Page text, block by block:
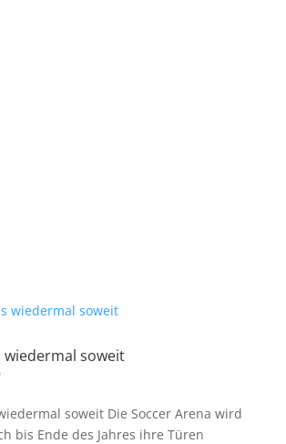
wiedermal soweit
soweit Die Soccer Arena wird
bis Ende des Jahres ihre Türen